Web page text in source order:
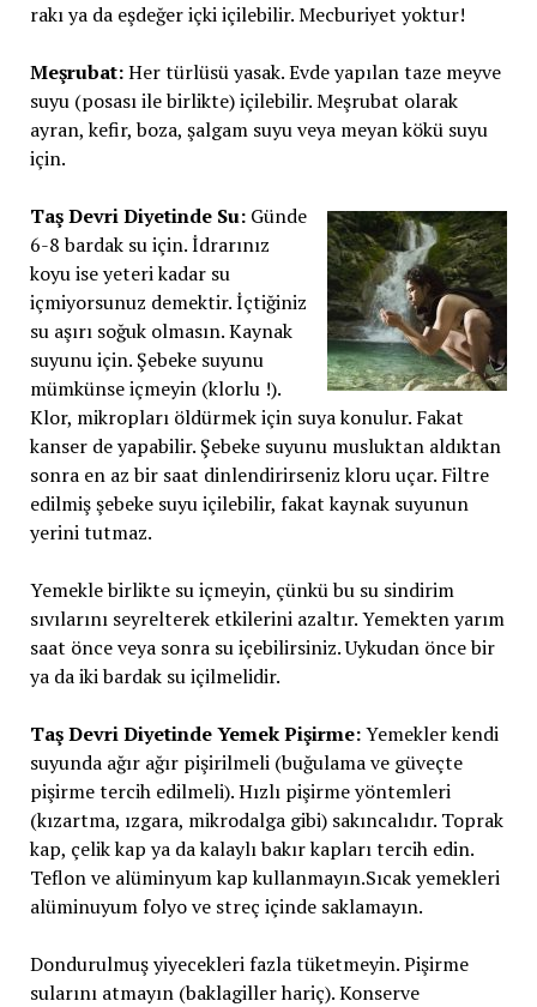
rakı ya da eşdeğer içki içilebilir. Mecburiyet yoktur!
Meşrubat:Her türlüsü yasak. Evde yapılan taze meyve
suyu (posası ile birlikte) içilebilir. Meşrubat olarak
ayran, kefir, boza, şalgam suyu veya meyan kökü suyu
için.
Taş Devri Diyetinde Su:Günde
6-8 bardak su için. İdrarınız
koyu ise yeteri kadar su
içmiyorsunuz demektir. İçtiğiniz
su aşırı soğuk olmasın. Kaynak
suyunu için. Şebeke suyunu
mümkünse içmeyin (klorlu !).
Klor, mikropları öldürmek için suya konulur. Fakat
kanser de yapabilir. Şebeke suyunu musluktan aldıktan
sonra en az bir saat dinlendirirseniz kloru uçar. Filtre
edilmiş şebeke suyu içilebilir, fakat kaynak suyunun
yerini tutmaz.
Yemekle birlikte su içmeyin, çünkü bu su sindirim
sıvılarını seyrelterek etkilerini azaltır. Yemekten yarım
saat önce veya sonra su içebilirsiniz. Uykudan önce bir
ya da iki bardak su içilmelidir.
Taş Devri Diyetinde Yemek Pişirme:Yemekler kendi
suyunda ağır ağır pişirilmeli (buğulama ve güveçte
pişirme tercih edilmeli). Hızlı pişirme yöntemleri
(kızartma, ızgara, mikrodalga gibi) sakıncalıdır. Toprak
kap, çelik kap ya da kalaylı bakır kapları tercih edin.
Teflon ve alüminyum kap kullanmayın.Sıcak yemekleri
alüminuyum folyo ve streç içinde saklamayın.
Dondurulmuş yiyecekleri fazla tüketmeyin. Pişirme
sularını atmayın (baklagiller hariç). Konserve